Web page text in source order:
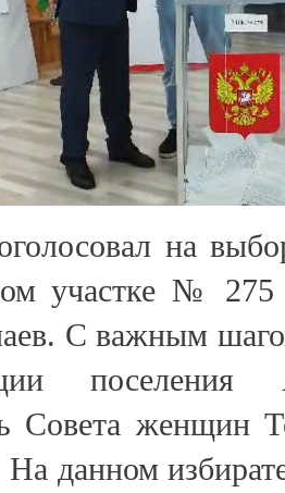
на
участке №
С важным
Совета женщин
данном